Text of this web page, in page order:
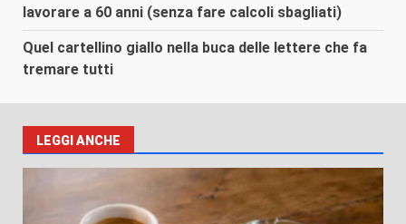
lavorare a 60 anni (senza fare calcoli sbagliati)
Quel cartellino giallo nella buca delle lettere che fa
tremare tutti
LEGGI ANCHE